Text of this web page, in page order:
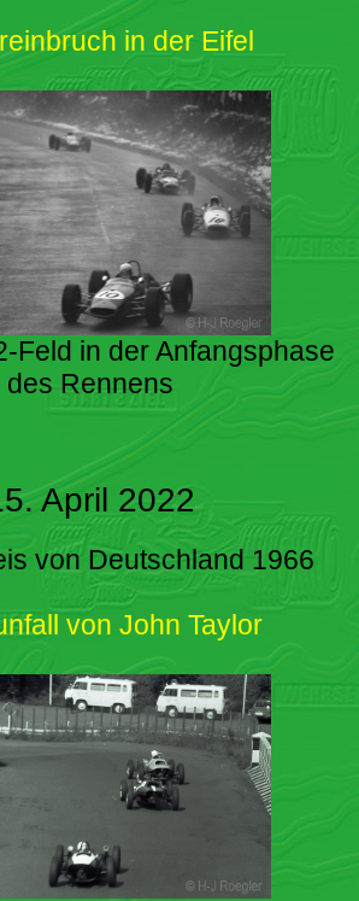
in der Eifel
Feld in der Anfangsphase
des Rennens
April 2022
von Deutschland 1966
von John Taylor